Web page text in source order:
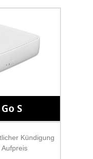
S
Kündigung